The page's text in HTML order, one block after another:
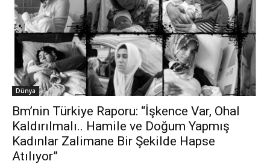
Dünya
Bm’nin Türkiye Raporu: “İşkence Var, Ohal
Kaldırılmalı.. Hamile ve Doğum Yapmış
Kadınlar Zalimane Bir Şekilde Hapse
Atılıyor”